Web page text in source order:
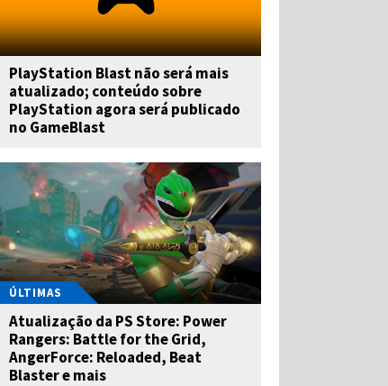
PlayStation Blast não será mais
atualizado; conteúdo sobre
PlayStation agora será publicado
no GameBlast
ÚLTIMAS
Atualização da PS Store: Power
Rangers: Battle for the Grid,
AngerForce: Reloaded, Beat
Blaster e mais